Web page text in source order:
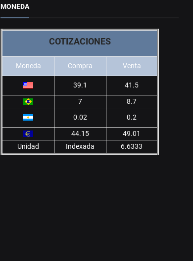
MONEDA
COTIZACIONES
Moneda Compra Venta
39.1 41.5
7
8.7
0.02
0.2
44.15
49.01
Unidad
Indexada 6.6333